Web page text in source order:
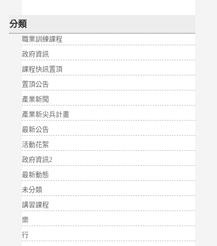
分類
職業訓練課程
政府資訊
課程快訊置頂
置頂公告
產業新聞
產業新尖兵計畫
最新公告
活動花絮
政府資訊2
最新動態
未分類
講習課程
樂
行